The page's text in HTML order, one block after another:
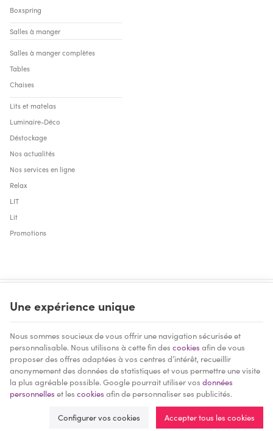
Boxspring
Salles à manger
Salles à manger complètes
Tables
Chaises
Lits et matelas
Luminaire-Déco
Déstockage
Nos actualités
Nos services en ligne
Relax
LIT
Lit
Promotions
Mobilec | N° d'entreprise : 0468.994.208 | Mentions légales & Contact|
Conditions générales
Conditions d'utilisation du site web
Données personnelles|
de vos données par Google
© Copyright 2022 -E-net Business, accélérateur d'e-commerce pour
commerçants, indépendants & PME
Une expérience unique
Nous sommes soucieux de vous offrir une navigation sécurisée et
personnalisable. Nous utilisons à cette fin des cookies afin de vous
proposer des offres adaptées à vos centres d’intérêt, recueillir
anonymement des données de statistiques et vous permettre une visite
la plus agréable possible. Google pourrait utiliser vos données
personnelles et les cookies afin de personnaliser ses publicités.
Configurer vos cookies Accepter tous les cookies